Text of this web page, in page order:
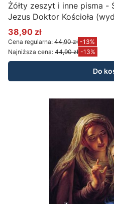
Żółty zeszyt i inne pisma -
Jezus Doktor Kościoła
Cena promocyjna
38,90 zł
Cena regularna: 44,90 zł -13%
Najniższa cena: 44,90 zł -13%
Do